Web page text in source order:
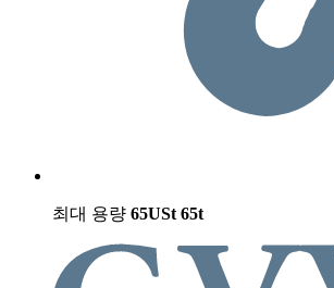
최대 용량 65USt 65t